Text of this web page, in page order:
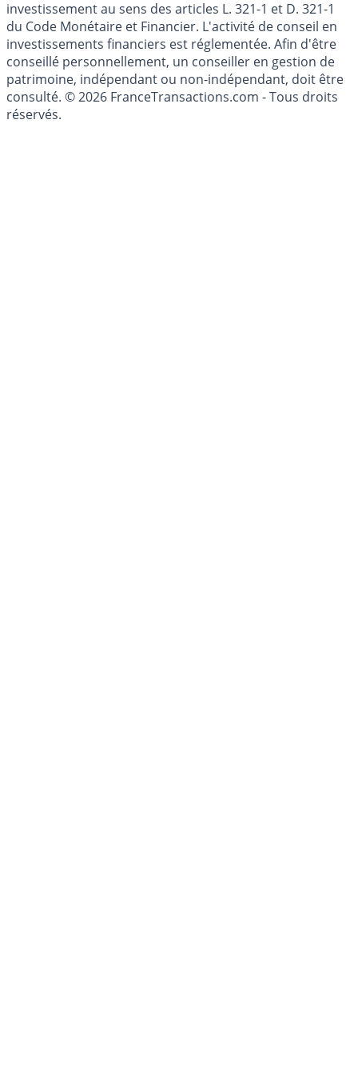
investissement au sens des articles L. 321-1 et D. 321-1
du Code Monétaire et Financier. L'activité de conseil en
investissements financiers est réglementée. Afin d'être
conseillé personnellement, un conseiller en gestion de
patrimoine, indépendant ou non-indépendant, doit être
consulté. © 2026 FranceTransactions.com - Tous droits
réservés.